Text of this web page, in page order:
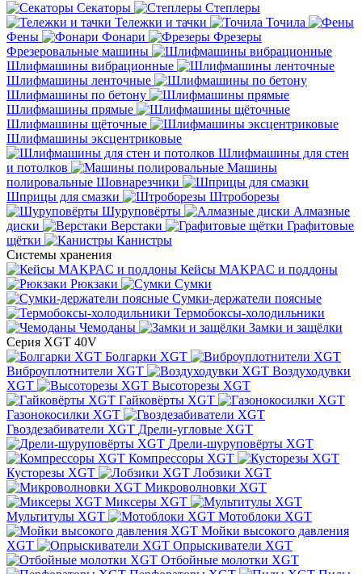
Секаторы
Степлеры
Тележки и тачки
Точила
Фены
Фонари
Фрезеры
Фрезеровальные машины
Шлифмашины вибрационные
Шлифмашины ленточные
Шлифмашины по бетону
Шлифмашины прямые
Шлифмашины щёточные
Шлифмашины эксцентриковые
Шлифмашины для стен
и потолков
Машины
полировальные Шовнарезчики
Шприцы для смазки
Штроборезы
Шуруповёрты
Алмазные
диски
Верстаки
Графитовые
щётки
Канистры
Системы хранения
Кейсы MAKPAC и поддоны
Рюкзаки
Сумки
Сумки-держатели поясные
Термобоксы-холодильники
Чемоданы
Замки и защёлки
Серия XGT 40V
Болгарки XGT
Виброуплотнители XGT
Воздуходувки
XGT
Высоторезы XGT
Гайковёрты XGT
Газонокосилки XGT
Гвоздезабиватели XGT Дрели-угловые XGT
Дрели-шуруповёрты XGT
Компрессоры XGT
Кусторезы XGT
Лобзики XGT
Микроволновки XGT
Миксеры XGT
Мультитулы XGT
Мотоблоки XGT
Мойки высокого давления
XGT
Опрыскиватели XGT
Отбойные молотки XGT